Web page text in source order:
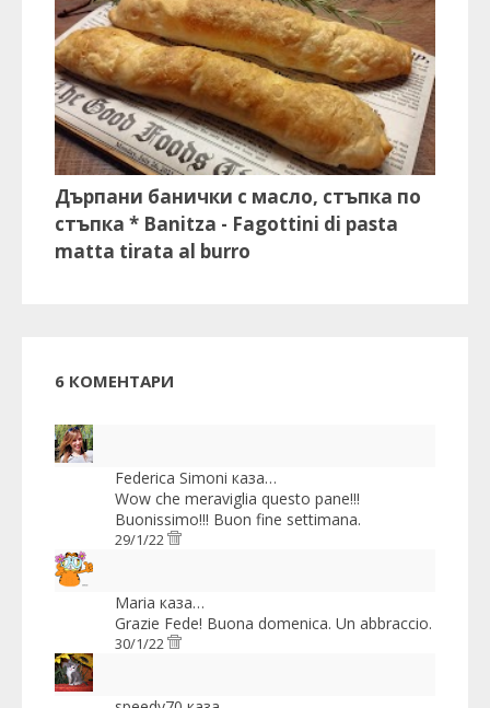
Дърпани банички с масло, стъпка по
стъпка * Banitza - Fagottini di pasta
matta tirata al burro
6 КОМЕНТАРИ
Federica Simoni каза…
Wow che meraviglia questo pane!!!
Buonissimo!!! Buon fine settimana.
29/1/22
Maria каза…
Grazie Fede! Buona domenica. Un abbraccio.
30/1/22